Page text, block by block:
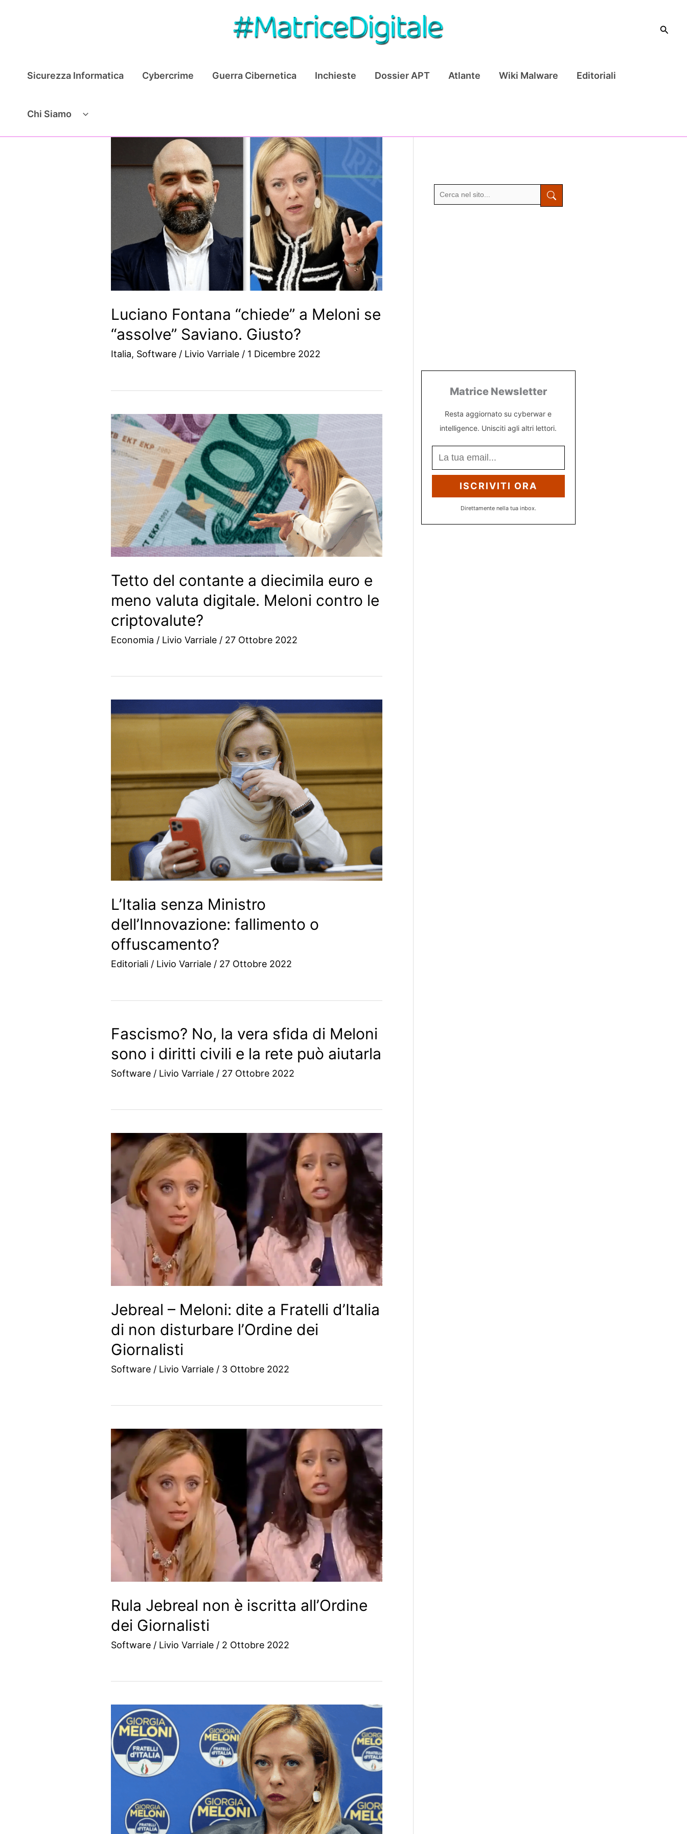
Cerca
Sicurezza Informatica Cybercrime Guerra Cibernetica Inchieste Dossier APT Atlante Wiki Malware Editoriali
Chi Siamo
Luciano Fontana “chiede” a Meloni se
“assolve” Saviano. Giusto?
Italia, Software / Livio Varriale / 1 Dicembre 2022
Tetto del contante a diecimila euro e
meno valuta digitale. Meloni contro le
criptovalute?
Economia / Livio Varriale / 27 Ottobre 2022
L’Italia senza Ministro
dell’Innovazione: fallimento o
offuscamento?
Editoriali / Livio Varriale / 27 Ottobre 2022
Fascismo? No, la vera sfida di Meloni
sono i diritti civili e la rete può aiutarla
Software / Livio Varriale / 27 Ottobre 2022
Jebreal – Meloni: dite a Fratelli d’Italia
di non disturbare l’Ordine dei
Giornalisti
Software / Livio Varriale / 3 Ottobre 2022
Rula Jebreal non è iscritta all’Ordine
dei Giornalisti
Software / Livio Varriale / 2 Ottobre 2022
Matrice Newsletter
Resta aggiornato su cyberwar e
intelligence. Unisciti agli altri lettori.
ISCRIVITI ORA
Direttamente nella tua inbox.